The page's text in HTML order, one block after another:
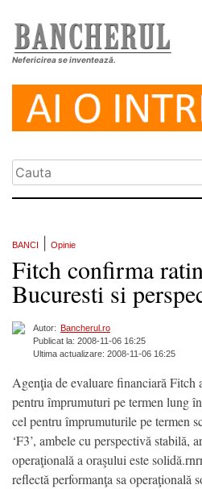
Nefericirea se inventează.
BANCI Opinie
Fitch confirma
Bucuresti si
Autor: Bancherul.ro
Publicat la: 2008-11-06 16:25
Ultima actualizare: 2008-11-06 16:25
Agenţia de evaluare financiară
pentru împrumuturi pe termen lung
cel pentru împrumuturile pe termen
‘F3’, ambele cu perspectivă stabilă,
operaţională a oraşului este
reflectă performanţa sa operaţională